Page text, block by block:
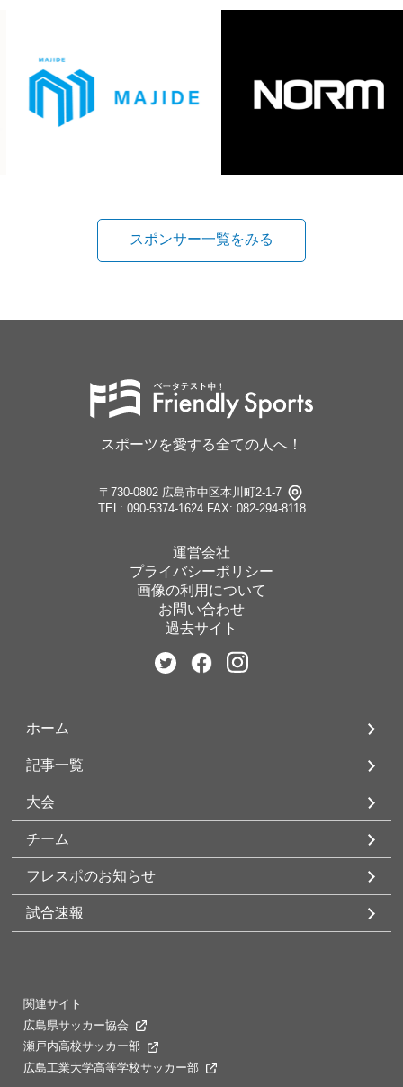
スポンサー一覧をみる
スポーツを愛する全ての人へ！
〒730-0802 広島市中区本川町2-1-7
TEL: 090-5374-1624 FAX: 082-294-8118
運営会社
プライバシーポリシー
画像の利用について
お問い合わせ
過去サイト
ホーム
記事一覧
大会
チーム
フレスポのお知らせ
試合速報
関連サイト
広島県サッカー協会
瀬戸内高校サッカー部
広島工業大学高等学校サッカー部